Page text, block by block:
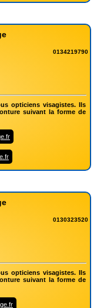
0134219790
opticiens visagistes. Ils
suivant la forme de
0130323520
opticiens visagistes. Ils
suivant la forme de